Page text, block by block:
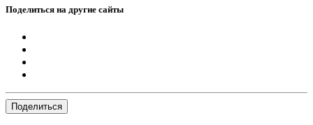
Поделиться на другие сайты
Поделиться